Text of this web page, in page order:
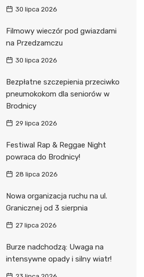
30 lipca 2026
Filmowy wieczór pod gwiazdami
na Przedzamczu
30 lipca 2026
Bezpłatne szczepienia przeciwko
pneumokokom dla seniorów w
Brodnicy
29 lipca 2026
Festiwal Rap & Reggae Night
powraca do Brodnicy!
28 lipca 2026
Nowa organizacja ruchu na ul.
Granicznej od 3 sierpnia
27 lipca 2026
Burze nadchodzą: Uwaga na
intensywne opady i silny wiatr!